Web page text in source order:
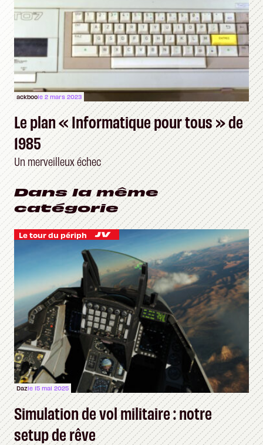
ackboole 2 mars 2023
Le plan « Informatique pour tous » de
1985
Un merveilleux échec
Dans la même
catégorie
Le tour du périph
Dazle 15 mai 2025
Simulation de vol militaire : notre
setup de rêve